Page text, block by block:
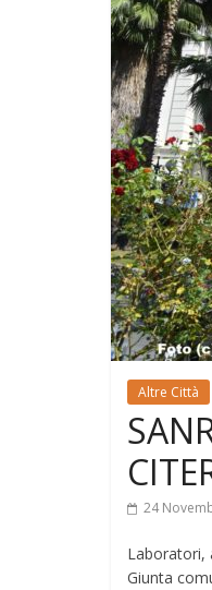
Altre Città
24
Laboratori,
Giunta